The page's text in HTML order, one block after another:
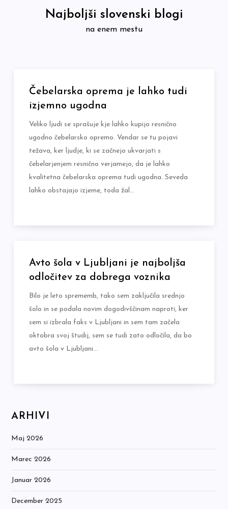
Najboljši slovenski blogi
na enem mestu
Čebelarska oprema je lahko tudi
izjemno ugodna
Veliko ljudi se sprašuje kje lahko kupijo resnično
ugodno čebelarsko opremo. Vendar se tu pojavi
težava, ker ljudje, ki se začnejo ukvarjati s
čebelarjenjem resnično verjamejo, da je lahko
kvalitetna čebelarska oprema tudi ugodna. Seveda
lahko obstajajo izjeme, toda žal…
Avto šola v Ljubljani je najboljša
odločitev za dobrega voznika
Bilo je leto sprememb, tako sem zaključila srednjo
šolo in se podala novim dogodivščinam naproti, ker
sem si izbrala faks v Ljubljani in sem tam začela
oktobra svoj študij, sem se tudi zato odločila, da bo
avto šola v Ljubljani…
ARHIVI
Maj 2026
Marec 2026
Januar 2026
December 2025